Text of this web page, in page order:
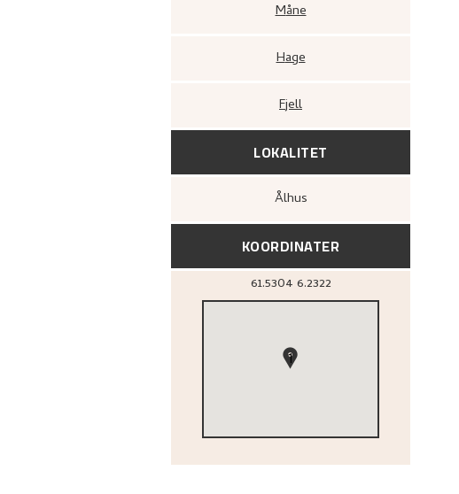
Måne
Hage
Fjell
LOKALITET
Ålhus
KOORDINATER
61.5304 6.2322
1